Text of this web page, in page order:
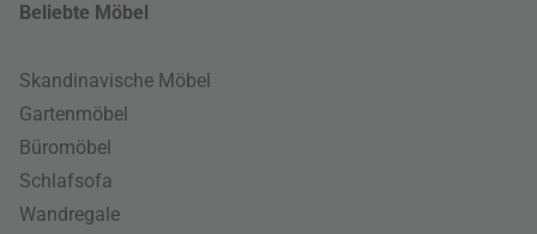
Beliebte Möbel
Skandinavische Möbel
Gartenmöbel
Büromöbel
Schlafsofa
Wandregale